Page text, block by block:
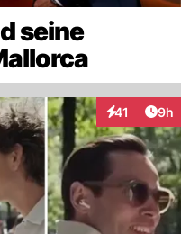
seine
41
Interaktionen
9h